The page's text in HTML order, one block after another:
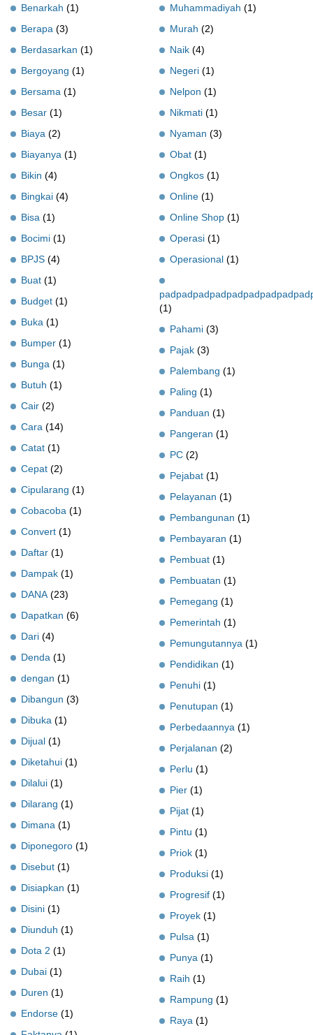
Benarkah (1)
Berapa (3)
Berdasarkan (1)
Bergoyang (1)
Bersama (1)
Besar (1)
Biaya (2)
Biayanya (1)
Bikin (4)
Bingkai (4)
Bisa (1)
Bocimi (1)
BPJS (4)
Buat (1)
Budget (1)
Buka (1)
Bumper (1)
Bunga (1)
Butuh (1)
Cair (2)
Cara (14)
Catat (1)
Cepat (2)
Cipularang (1)
Cobacoba (1)
Convert (1)
Daftar (1)
Dampak (1)
DANA (23)
Dapatkan (6)
Dari (4)
Denda (1)
dengan (1)
Dibangun (3)
Dibuka (1)
Dijual (1)
Diketahui (1)
Dilalui (1)
Dilarang (1)
Dimana (1)
Diponegoro (1)
Disebut (1)
Disiapkan (1)
Disini (1)
Diunduh (1)
Dota 2 (1)
Dubai (1)
Duren (1)
Endorse (1)
Muhammadiyah (1)
Murah (2)
Naik (4)
Negeri (1)
Nelpon (1)
Nikmati (1)
Nyaman (3)
Obat (1)
Ongkos (1)
Online (1)
Online Shop (1)
Operasi (1)
Operasional (1)
(1)
Pahami (3)
Pajak (3)
Palembang (1)
Paling (1)
Panduan (1)
Pangeran (1)
PC (2)
Pejabat (1)
Pelayanan (1)
Pembangunan (1)
Pembayaran (1)
Pembuat (1)
Pembuatan (1)
Pemegang (1)
Pemerintah (1)
Pemungutannya (1)
Pendidikan (1)
Penuhi (1)
Penutupan (1)
Perbedaannya (1)
Perjalanan (2)
Perlu (1)
Pier (1)
Pijat (1)
Pintu (1)
Priok (1)
Produksi (1)
Progresif (1)
Proyek (1)
Pulsa (1)
Punya (1)
Raih (1)
Rampung (1)
Raya (1)